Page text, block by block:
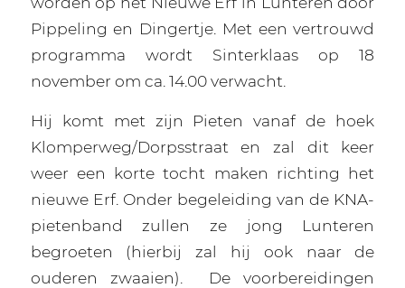
Pippeling en Dingertje. Met een vertrouwd
programma wordt Sinterklaas op 18
november om ca. 14.00 verwacht.
Hij komt met zijn Pieten vanaf de hoek
Klomperweg/Dorpsstraat en zal dit keer
weer een korte tocht maken richting het
nieuwe Erf. Onder begeleiding van de KNA-
pietenband zullen ze jong Lunteren
begroeten (hierbij zal hij ook naar de
ouderen zwaaien).
De voorbereidingen